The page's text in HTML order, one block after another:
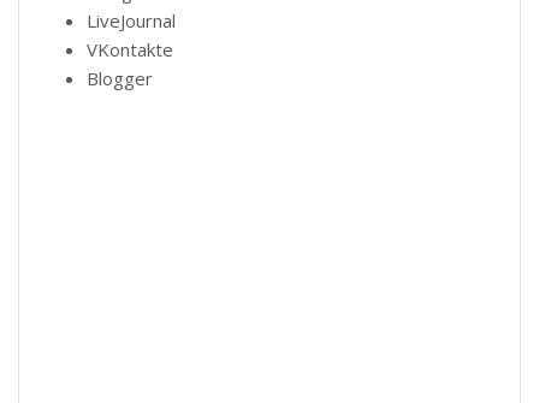
LiveJournal
VKontakte
Blogger